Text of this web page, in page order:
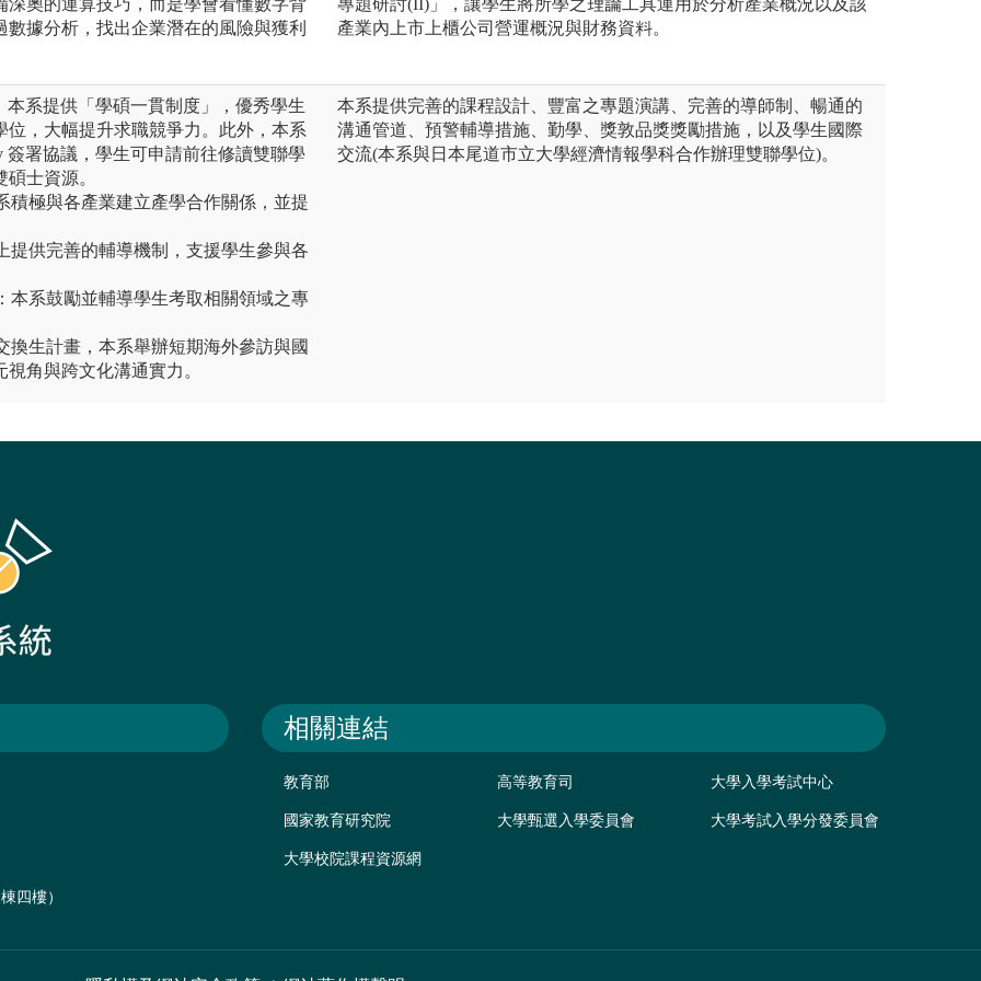
深奧的運算技巧，而是學會看懂數字背
據分析，找出企業潛在的風險與獲利
專題研討(II)」，讓學生將所學之理論工具運用於分析產業概況以及該
產業內上市上櫃公司營運概況與財務資料。
本系提供「學碩一貫制度」，優秀學生
，大幅提升求職競爭力。此外，本系
簽署協議，學生可申請前往修讀雙聯學
士資源。
積極與各產業建立產學合作關係，並提
提供完善的輔導機制，支援學生參與各
本系鼓勵並輔導學生考取相關領域之專
換生計畫，本系舉辦短期海外參訪與國
角與跨文化溝通實力。
本系提供完善的課程設計、豐富之專題演講、完善的導師制、暢通的
溝通管道、預警輔導措施、勤學、獎敦品獎獎勵措施，以及學生國際
交流(本系與日本尾道市立大學經濟情報學科合作辦理雙聯學位)。
四樓）
相關連結
教育部 高等教育司 大學入學考試中心
國家教育研究院 大學甄選入學委員會 大學考試入學分發委員會
大學校院課程資源網